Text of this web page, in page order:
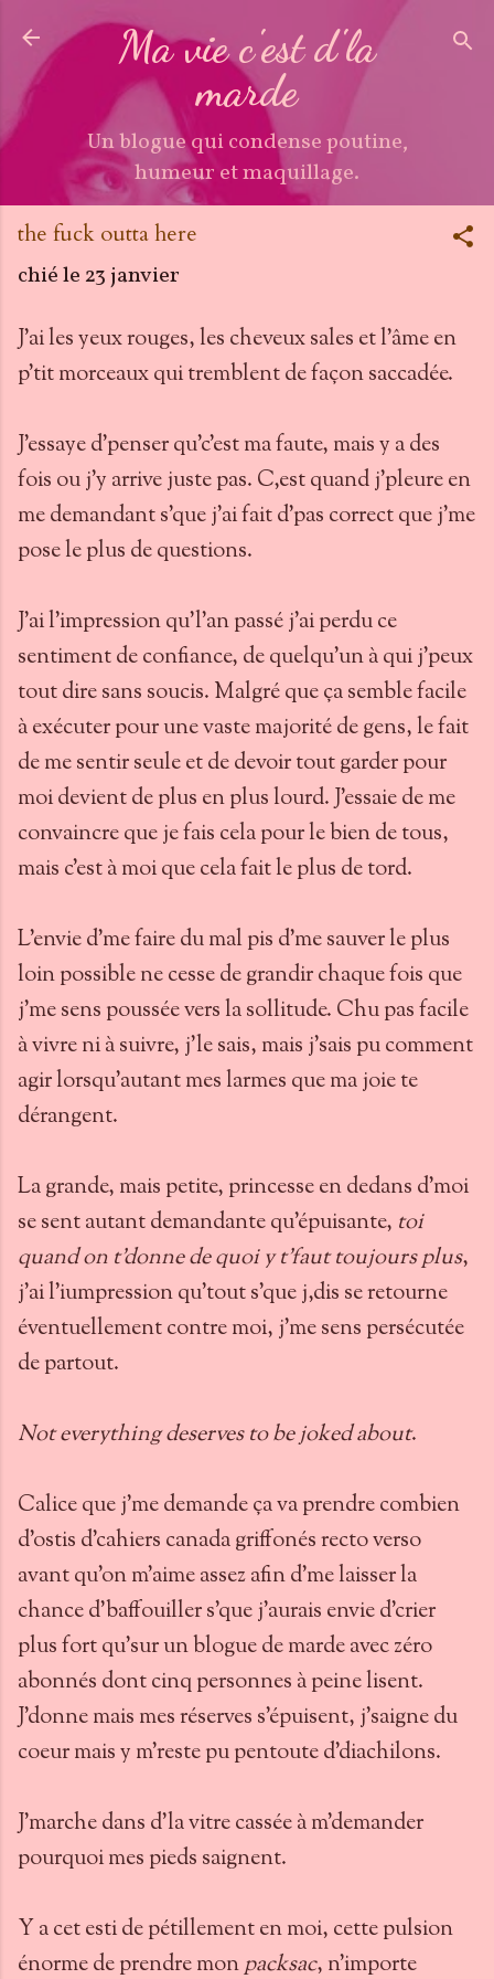
Accéder au contenu principal
Ma vie c'est d'la
marde
Un blogue qui condense poutine,
humeur et maquillage.
the fuck outta here
chié le23 janvier
J'ai les yeux rouges, les cheveux sales et l'âme en
p'tit morceaux qui tremblent de façon saccadée.
J'essaye d'penser qu'c'est ma faute, mais y a des
fois ou j'y arrive juste pas. C,est quand j'pleure en
me demandant s'que j'ai fait d'pas correct que j'me
pose le plus de questions.
J'ai l'impression qu'l'an passé j'ai perdu ce
sentiment de confiance, de quelqu'un à qui j'peux
tout dire sans soucis. Malgré que ça semble facile
à exécuter pour une vaste majorité de gens, le fait
de me sentir seule et de devoir tout garder pour
moi devient de plus en plus lourd. J'essaie de me
convaincre que je fais cela pour le bien de tous,
mais c'est à moi que cela fait le plus de tord.
L'envie d'me faire du mal pis d'me sauver le plus
loin possible ne cesse de grandir chaque fois que
j'me sens poussée vers la sollitude. Chu pas facile
à vivre ni à suivre, j'le sais, mais j'sais pu comment
agir lorsqu'autant mes larmes que ma joie te
dérangent.
La grande, mais petite, princesse en dedans d'moi
se sent autant demandante qu'épuisante, toi
quand on t'donne de quoi y t'faut toujours plus,
j'ai l'iumpression qu'tout s'que j,dis se retourne
éventuellement contre moi, j'me sens persécutée
de partout.
Not everything deserves to be joked about.
Calice que j'me demande ça va prendre combien
d'ostis d'cahiers canada griffonés recto verso
avant qu'on m'aime assez afin d'me laisser la
chance d'baffouiller s'que j'aurais envie d'crier
plus fort qu'sur un blogue de marde avec zéro
abonnés dont cinq personnes à peine lisent.
J'donne mais mes réserves s'épuisent, j'saigne du
coeur mais y m'reste pu pentoute d'diachilons.
J'marche dans d'la vitre cassée à m'demander
pourquoi mes pieds saignent.
Y a cet esti de pétillement en moi, cette pulsion
énorme de prendre monpacksac, n'importe